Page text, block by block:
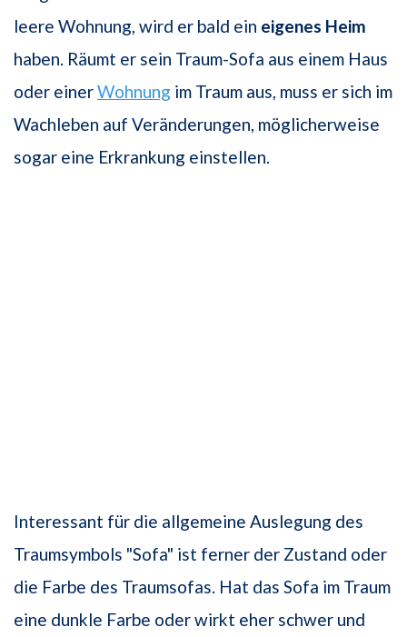
leere Wohnung, wird er bald ein eigenes Heim
haben. Räumt er sein Traum-Sofa aus einem Haus
oder einerWohnung im Traum aus, muss er sich im
Wachleben auf Veränderungen, möglicherweise
sogar eine Erkrankung einstellen.
Interessant für die allgemeine Auslegung des
Traumsymbols "Sofa" ist ferner der Zustand oder
die Farbe des Traumsofas. Hat das Sofa im Traum
eine dunkle Farbe oder wirkt eher schwer und